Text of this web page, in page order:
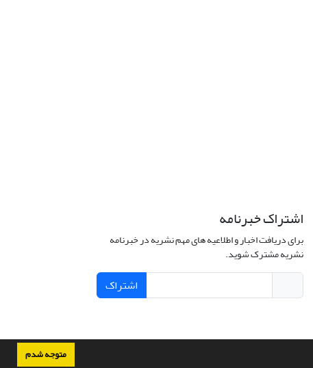
متوجه شدم
اشتراک خبرنامه
برای دریافت اخبار و اطلاعیه های مهم نشریه در خبرنامه
نشریه مشترک شوید.
اشتراک